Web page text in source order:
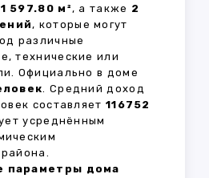
1 597.80 м², а также 2
, которые могут
различные
технические или
Официально в доме
. Средний доход
составляет 116752
усреднённым
параметры дома